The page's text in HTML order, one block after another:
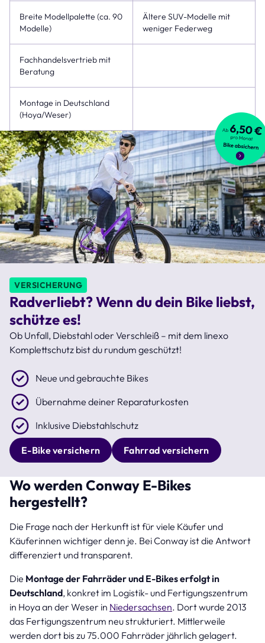
Breite Modellpalette (ca. 90
Modelle)
Ältere SUV-Modelle mit
weniger Federweg
Fachhandelsvertrieb mit
Beratung
Montage in Deutschland
(Hoya/Weser)
VERSICHERUNG
Radverliebt? Wenn du dein Bike liebst,
schütze es!
Ob Unfall, Diebstahl oder Verschleiß – mit dem linexo
Komplettschutz bist du rundum geschützt!
Neue und gebrauchte Bikes
Übernahme deiner Reparaturkosten
Inklusive Diebstahlschutz
E-Bike versichern Fahrrad versichern
Wo werden Conway E-Bikes
hergestellt?
Die Frage nach der Herkunft ist für viele Käufer und
Käuferinnen wichtiger denn je. Bei Conway ist die Antwort
differenziert und transparent.
Die Montage der Fahrräder und E-Bikes erfolgt in
Deutschland, konkret im Logistik- und Fertigungszentrum
in Hoya an der Weser in Niedersachsen. Dort wurde 2013
das Fertigungszentrum neu strukturiert. Mittlerweile
werden dort bis zu 75.000 Fahrräder jährlich gelagert.